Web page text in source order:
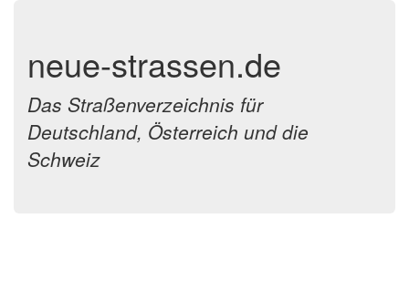
neue-strassen.de
Das Straßenverzeichnis für
Deutschland, Österreich und die
Schweiz